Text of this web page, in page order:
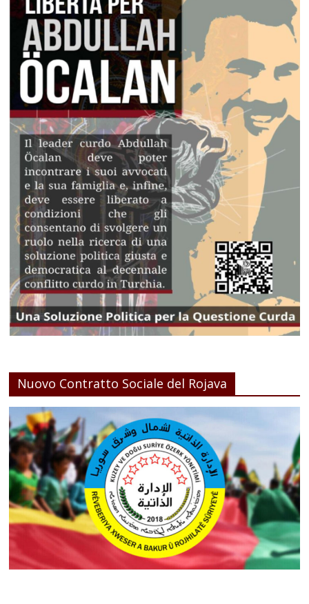
Nuovo Contratto Sociale del Rojava